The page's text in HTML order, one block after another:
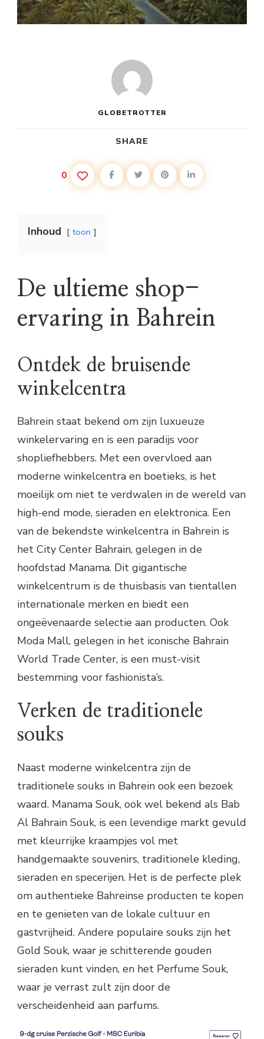
GLOBETROTTER
SHARE
0
Inhoud toon
De ultieme shop-
ervaring in Bahrein
Ontdek de bruisende
winkelcentra
Bahrein staat bekend om zijn luxueuze
winkelervaring en is een paradijs voor
shopliefhebbers. Met een overvloed aan
moderne winkelcentra en boetieks, is het
moeilijk om niet te verdwalen in de wereld van
high-end mode, sieraden en elektronica. Een
van de bekendste winkelcentra in Bahrein is
het City Center Bahrain, gelegen in de
hoofdstad Manama. Dit gigantische
winkelcentrum is de thuisbasis van tientallen
internationale merken en biedt een
ongeëvenaarde selectie aan producten. Ook
Moda Mall, gelegen in het iconische Bahrain
World Trade Center, is een must-visit
bestemming voor fashionista’s.
Verken de traditionele
souks
Naast moderne winkelcentra zijn de
traditionele souks in Bahrein ook een bezoek
waard. Manama Souk, ook wel bekend als Bab
Al Bahrain Souk, is een levendige markt gevuld
met kleurrijke kraampjes vol met
handgemaakte souvenirs, traditionele kleding,
sieraden en specerijen. Het is de perfecte plek
om authentieke Bahreinse producten te kopen
en te genieten van de lokale cultuur en
gastvrijheid. Andere populaire souks zijn het
Gold Souk, waar je schitterende gouden
sieraden kunt vinden, en het Perfume Souk,
waar je verrast zult zijn door de
verscheidenheid aan parfums.